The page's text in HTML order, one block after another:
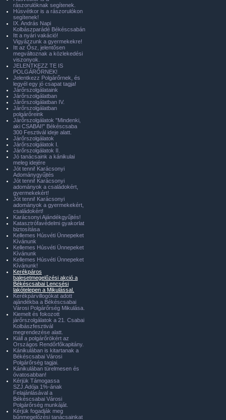
rászorulóknak segítenek.
Húsvétkor is a rászorulókon
segítenek!
IX. András Napi
Kolbászparádé Békéscsabán
Itt a nyári vakáció!
Vigyázzunk a gyermekekre!
Itt az Ősz, jelentősen
megváltoznak a közlekedési
viszonyok.
JELENTKEZZ TE IS
POLGÁRŐRNEK!
Jelentkezz Polgárőrnek, és
legyél egy jó csapat tagja!
Járőrszolgálataink
Járőrszolgálatban
Járőrszolgálatban IV.
Járőrszolgálatban
polgárőreink
Járőrszolgálatok "Mindenki,
aki CSABAI!" Békéscsaba
300 Fesztivál ideje alatt.
Járőrszolgálatok
Járőrszolgálatok I.
Járőrszolgálatok II.
Jó tanácsaink a kánikulai
meleg idejére
Jót tenni! Karácsonyi
Adománygyűjtés
Jót tenni! Karácsonyi
adományok a családokért,
gyermekekért!
Jót tenni! Karácsonyi
adományok a gyermekekért,
családokért!
Karácsonyi Ajándékgyűjtés!
Katasztrófavédelmi gyakorlat
biztosítása
Kellemes Húsvéti Ünnepeket
Kívánunk
Kellemes Húsvéti Ünnepeket
Kívánunk
Kellemes Húsvéti Ünnepeket
Kívánunk!
Kerékpáros
balesetmegelőzési akció a
Békéscsabai Lencsési
lakótelepen a Mikulással.
Kerékpárvillogókat adott
ajándékba a Békéscsabai
Városi Polgárőrség Mikulása.
Kiemelt és fokozott
járőrszolgálatok a 21. Csabai
Kolbászfesztivál
megrendezése alatt.
Kiáll a polgárőrökért az
Országos Rendőrfőkapitány.
Kánikulában is kitartanak a
Békéscsabai Városi
Polgárőrség tagjai.
Kánikulában türelmesen és
óvatosabban!
Kérjük Támogassa
SZJ.Adója 1%-ának
Felajánlásával a
Békéscsabai Városi
Polgárőrség munkáját.
Kérjük fogadják meg
bűnmegelőzési tanácsainkat